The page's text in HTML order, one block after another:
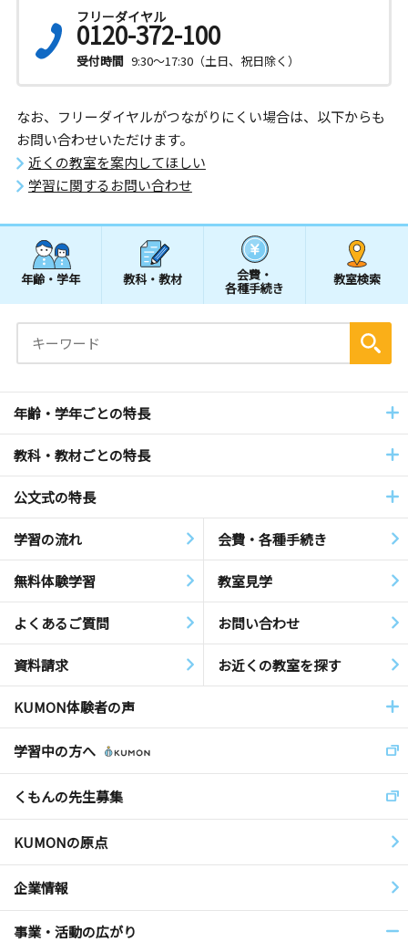
フリーダイヤル
0120-372-100
受付時間 9:30～17:30（土日、祝日除く）
なお、フリーダイヤルがつながりにくい場合は、以下からも
お問い合わせいただけます。
近くの教室を案内してほしい
学習に関するお問い合わせ
年齢・学年 教科・教材 会費・
各種手続き
教室検索
年齢・学年ごとの特長
教科・教材ごとの特長
公文式の特長
学習の流れ 会費・各種手続き
無料体験学習 教室見学
よくあるご質問 お問い合わせ
資料請求 お近くの教室を探す
KUMON体験者の声
学習中の方へ
くもんの先生募集
KUMONの原点
企業情報
事業・活動の広がり